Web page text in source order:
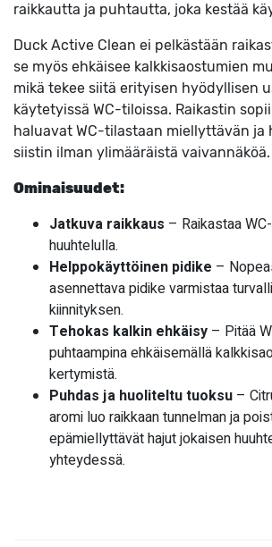
raikkautta ja puhtautta, joka kestää
Duck Active Clean ei pelkästään
se myös ehkäisee kalkkisaostumien
mikä tekee siitä erityisen hyödyllisen
käytetyissä WC-tiloissa. Raikastin
haluavat WC-tilastaan miellyttävän ja
siistin ilman ylimääräistä vaivannäköä.
Ominaisuudet:
Jatkuva raikkaus – Raikastaa
huuhtelulla.
Helppokäyttöinen pidike –
asennettava pidike varmistaa
kiinnityksen.
Tehokas kalkin ehkäisy – Pitää
puhtaampina ehkäisemällä
kertymistä.
Puhdas ja huoliteltu tuoksu –
aromi luo raikkaan tunnelman ja
epämiellyttävät hajut jokaisen
yhteydessä.